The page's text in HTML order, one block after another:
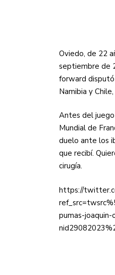
Oviedo, de 22
septiembre de
forward disputó
Namibia y
Antes del
Mundial de
duelo ante los
que recibí.
cirugía.
https://
pumas-